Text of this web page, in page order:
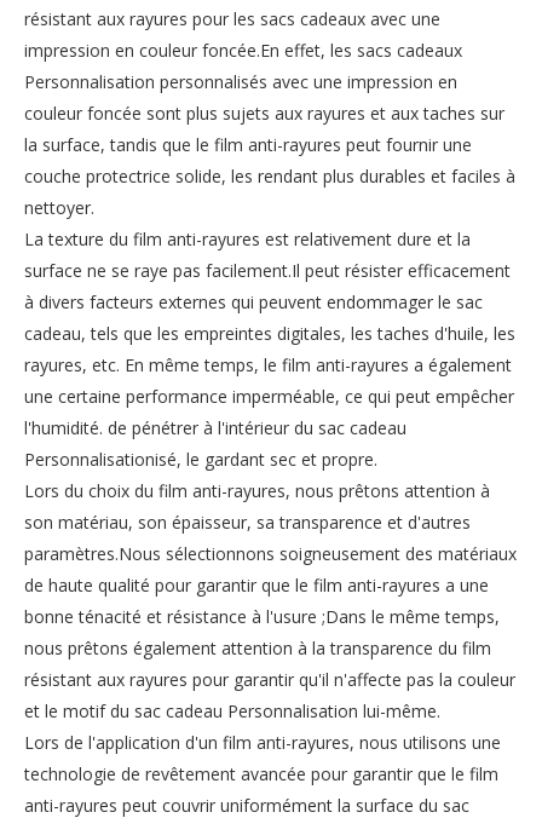
résistant aux rayures pour les sacs cadeaux avec une
impression en couleur foncée.En effet, les sacs cadeaux
Personnalisation personnalisés avec une impression en
couleur foncée sont plus sujets aux rayures et aux taches sur
la surface, tandis que le film anti-rayures peut fournir une
couche protectrice solide, les rendant plus durables et faciles à
nettoyer.
La texture du film anti-rayures est relativement dure et la
surface ne se raye pas facilement.Il peut résister efficacement
à divers facteurs externes qui peuvent endommager le sac
cadeau, tels que les empreintes digitales, les taches d'huile, les
rayures, etc. En même temps, le film anti-rayures a également
une certaine performance imperméable, ce qui peut empêcher
l'humidité. de pénétrer à l'intérieur du sac cadeau
Personnalisationisé, le gardant sec et propre.
Lors du choix du film anti-rayures, nous prêtons attention à
son matériau, son épaisseur, sa transparence et d'autres
paramètres.Nous sélectionnons soigneusement des matériaux
de haute qualité pour garantir que le film anti-rayures a une
bonne ténacité et résistance à l'usure ;Dans le même temps,
nous prêtons également attention à la transparence du film
résistant aux rayures pour garantir qu'il n'affecte pas la couleur
et le motif du sac cadeau Personnalisation lui-même.
Lors de l'application d'un film anti-rayures, nous utilisons une
technologie de revêtement avancée pour garantir que le film
anti-rayures peut couvrir uniformément la surface du sac